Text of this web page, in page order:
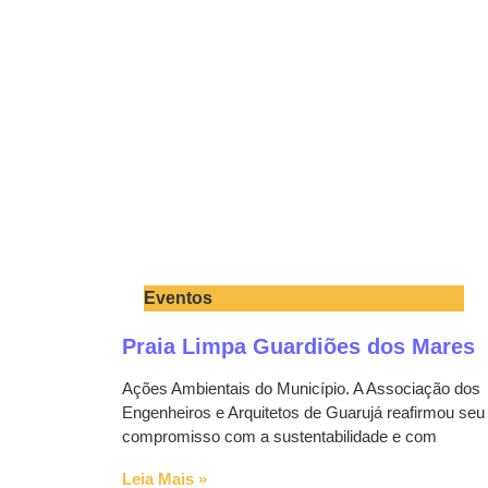
Eventos
Praia Limpa Guardiões dos Mares
Ações Ambientais do Município. A Associação dos
Engenheiros e Arquitetos de Guarujá reafirmou seu
compromisso com a sustentabilidade e com
Leia Mais »